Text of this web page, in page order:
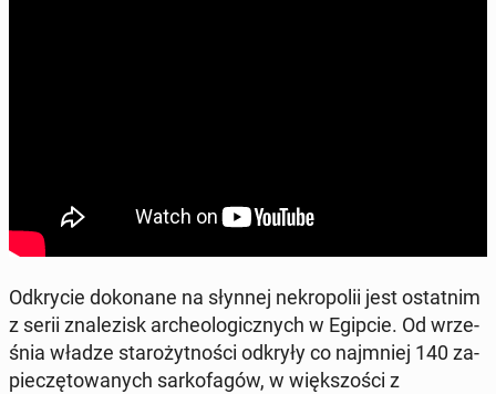
Od­kry­cie do­ko­na­ne na słynnej ne­kro­po­lii jest ostat­nim
z serii zna­le­zisk ar­che­olo­gicz­nych w Egipcie. Od wrze­
śnia władze sta­ro­żyt­no­ści odkryły co naj­mniej 140 za­
pie­czę­to­wa­nych sar­ko­fa­gów, w więk­szo­ści z